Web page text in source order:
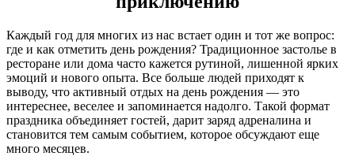
Каждый год для многих из нас встает один и тот же вопрос:
где и как отметить день рождения? Традиционное застолье в
ресторане или дома часто кажется рутиной, лишенной ярких
эмоций и нового опыта. Все больше людей приходят к
выводу, что активный отдых на день рождения — это
интереснее, веселее и запоминается надолго. Такой формат
праздника объединяет гостей, дарит заряд адреналина и
становится тем самым событием, которое обсуждают еще
много месяцев.